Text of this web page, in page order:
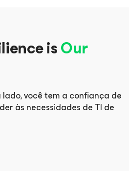
isOur
lado, você tem a confiança de
às necessidades de TI de